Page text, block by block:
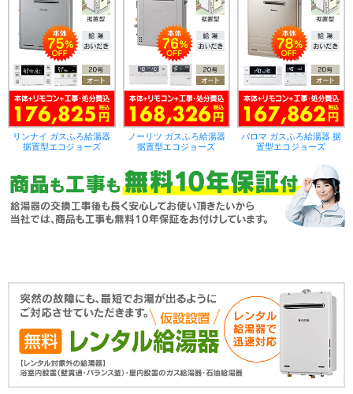
リンナイ ガスふろ給湯器
据置型エコジョーズ
ノーリツ ガスふろ給湯器
据置型エコジョーズ
パロマ ガスふろ給湯器 据
置型エコジョーズ